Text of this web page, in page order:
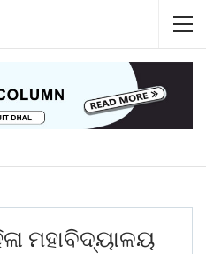
ମହାବିଦ୍ୟାଳୟ